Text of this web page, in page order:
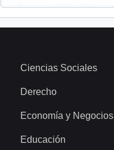
Ciencias Sociales
Derecho
Economía y Negocios
Educación